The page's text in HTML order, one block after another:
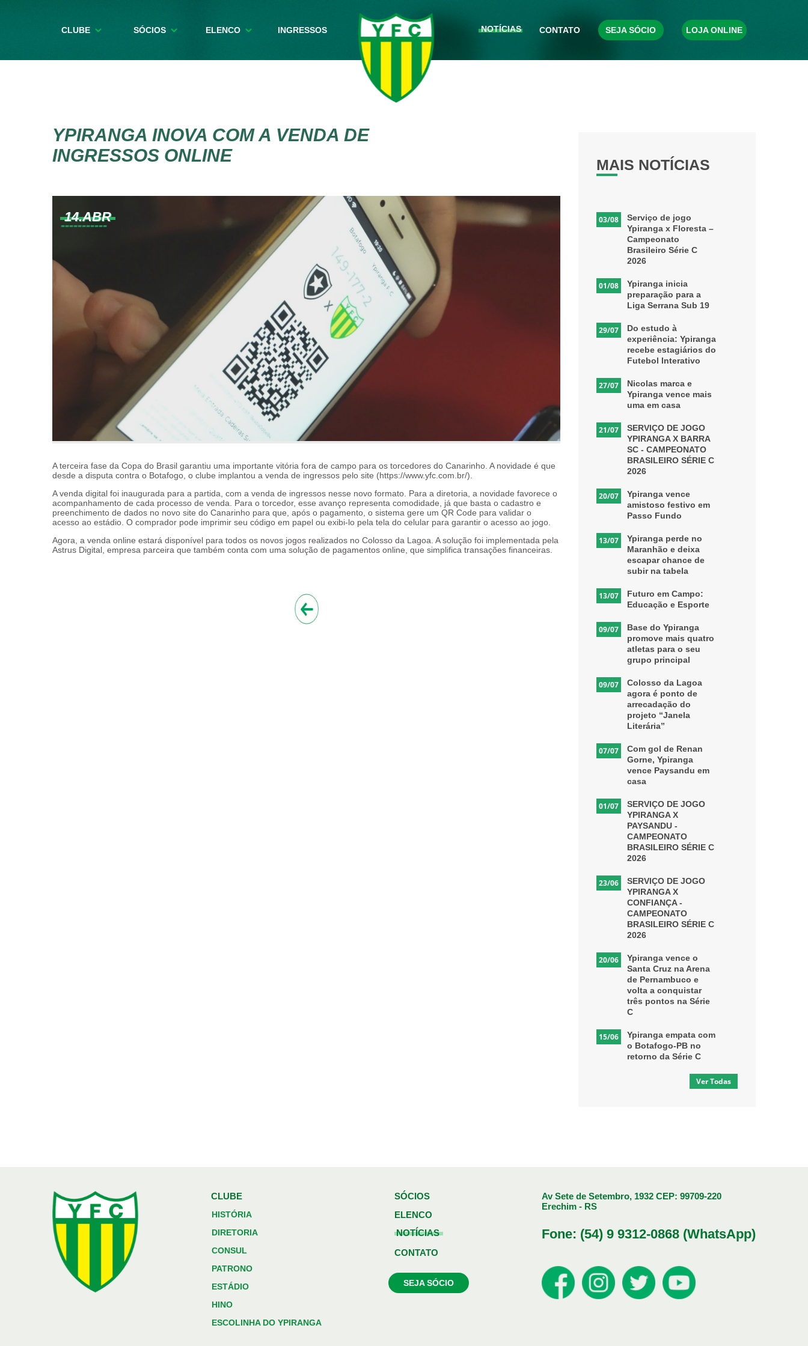
CLUBE SÓCIOS ELENCO INGRESSOS NOTÍCIAS CONTATO SEJA SÓCIO LOJA ONLINE
YPIRANGA INOVA COM A VENDA DE
INGRESSOS ONLINE
14.ABR
A terceira fase da Copa do Brasil garantiu uma importante vitória fora de campo para os torcedores do Canarinho. A novidade é que
desde a disputa contra o Botafogo, o clube implantou a venda de ingressos pelo site (​​https://www.yfc.com.br/).
A venda digital foi inaugurada para a partida, com a venda de ingressos nesse novo formato. Para a diretoria, a novidade favorece o
acompanhamento de cada processo de venda. Para o torcedor, esse avanço representa comodidade, já que basta o cadastro e
preenchimento de dados no novo site do Canarinho para que, após o pagamento, o sistema gere um QR Code para validar o
acesso ao estádio. O comprador pode imprimir seu código em papel ou exibi-lo pela tela do celular para garantir o acesso ao jogo.
Agora, a venda online estará disponível para todos os novos jogos realizados no Colosso da Lagoa. A solução foi implementada pela
Astrus Digital, empresa parceira que também conta com uma solução de pagamentos online, que simplifica transações financeiras.
MAIS NOTÍCIAS
03/08
Serviço de jogo
Ypiranga x Floresta –
Campeonato
Brasileiro Série C
2026
01/08
Ypiranga inicia
preparação para a
Liga Serrana Sub 19
29/07
Do estudo à
experiência: Ypiranga
recebe estagiários do
Futebol Interativo
27/07
Nicolas marca e
Ypiranga vence mais
uma em casa
21/07
SERVIÇO DE JOGO
YPIRANGA X BARRA
SC - CAMPEONATO
BRASILEIRO SÉRIE C
2026
20/07
Ypiranga vence
amistoso festivo em
Passo Fundo
13/07
Ypiranga perde no
Maranhão e deixa
escapar chance de
subir na tabela
13/07
Futuro em Campo:
Educação e Esporte
09/07
Base do Ypiranga
promove mais quatro
atletas para o seu
grupo principal
09/07
Colosso da Lagoa
agora é ponto de
arrecadação do
projeto “Janela
Literária”
07/07
Com gol de Renan
Gorne, Ypiranga
vence Paysandu em
casa
01/07
SERVIÇO DE JOGO
YPIRANGA X
PAYSANDU -
CAMPEONATO
BRASILEIRO SÉRIE C
2026
23/06
SERVIÇO DE JOGO
YPIRANGA X
CONFIANÇA -
CAMPEONATO
BRASILEIRO SÉRIE C
2026
20/06
Ypiranga vence o
Santa Cruz na Arena
de Pernambuco e
volta a conquistar
três pontos na Série
C
15/06
Ypiranga empata com
o Botafogo-PB no
retorno da Série C
Ver Todas
CLUBE
HISTÓRIA
DIRETORIA
CONSUL
PATRONO
ESTÁDIO
HINO
ESCOLINHA DO YPIRANGA
SÓCIOS
ELENCO
NOTÍCIAS
CONTATO
SEJA SÓCIO
Av Sete de Setembro, 1932 CEP: 99709-220
Erechim - RS
Fone: (54) 9 9312-0868 (WhatsApp)